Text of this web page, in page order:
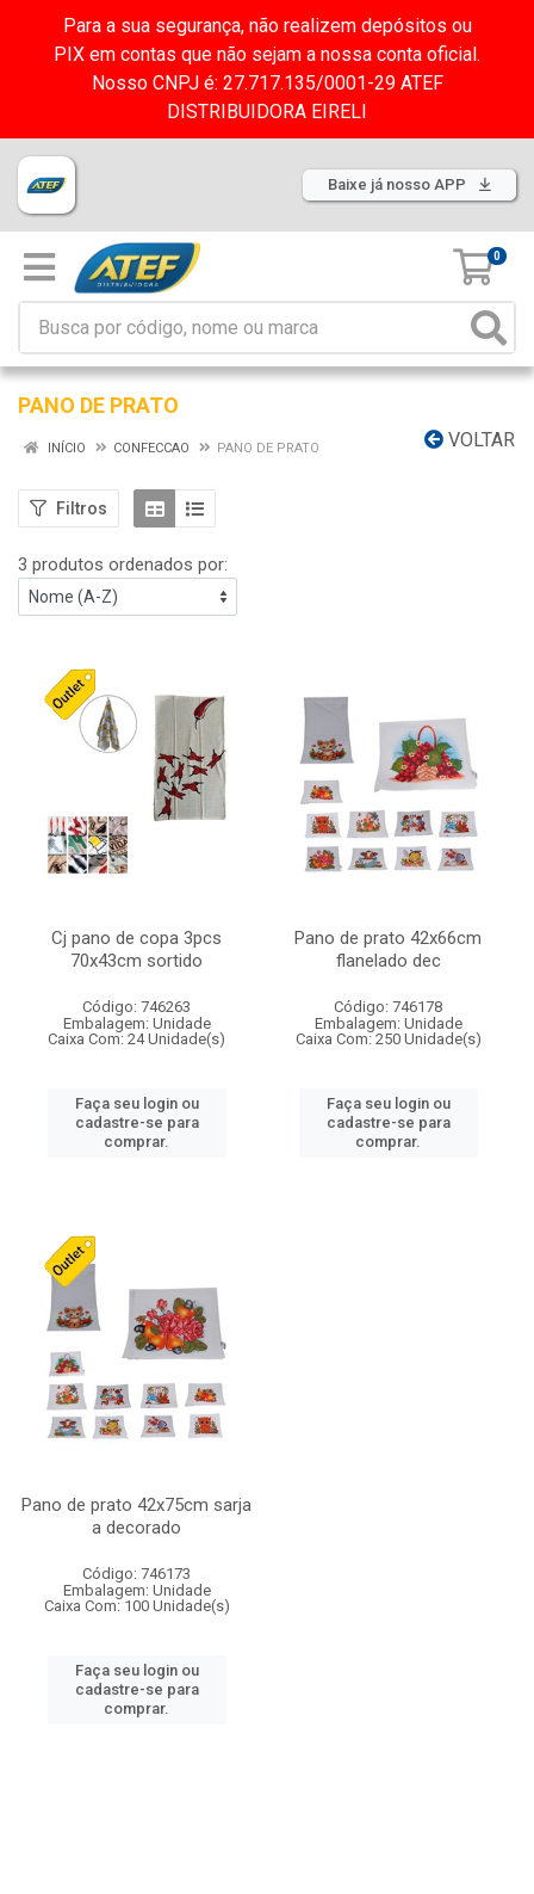
Para a sua segurança, não realizem depósitos ou
PIX em contas que não sejam a nossa conta oficial.
Nosso CNPJ é: 27.717.135/0001-29 ATEF
DISTRIBUIDORA EIRELI
Baixe já nosso APP
0
PANO DE PRATO
VOLTAR
INÍCIO CONFECCAO PANO DE PRATO
Filtros
3 produtos ordenados por:
Cj pano de copa 3pcs
70x43cm sortido
Código: 746263
Embalagem: Unidade
Caixa Com: 24 Unidade(s)
Faça seu login ou
cadastre-se para
comprar.
Pano de prato 42x66cm
flanelado dec
Código: 746178
Embalagem: Unidade
Caixa Com: 250 Unidade(s)
Faça seu login ou
cadastre-se para
comprar.
Pano de prato 42x75cm sarja
a decorado
Código: 746173
Embalagem: Unidade
Caixa Com: 100 Unidade(s)
Faça seu login ou
cadastre-se para
comprar.